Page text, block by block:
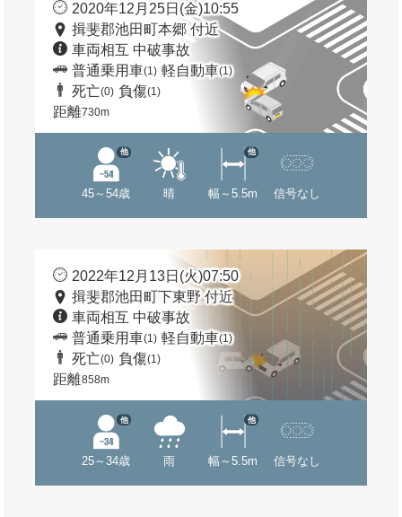
2020年12月25日(金)10:55
揖斐郡池田町本郷 付近
車両相互 中破事故
普通乗用車(1) 軽自動車(1)
死亡(0) 負傷(1)
距離730m
45～54歳
他
晴 幅～5.5m
他
信号なし
2022年12月13日(火)07:50
揖斐郡池田町下東野 付近
車両相互 中破事故
普通乗用車(1) 軽自動車(1)
死亡(0) 負傷(1)
距離858m
25～34歳
他
雨 幅～5.5m
他
信号なし